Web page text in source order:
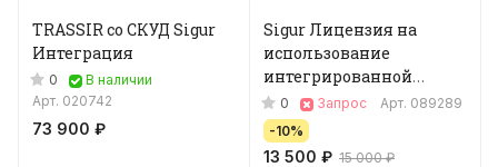
TRASSIR со СКУД Sigur
Интеграция
0
В наличии
Арт. 020742
73 900 ₽
Sigur Лицензия на
использование
интегрированной
вызывной панели basIP
0 Запрос Арт. 089289
-10%
13 500 ₽ 15 000 ₽